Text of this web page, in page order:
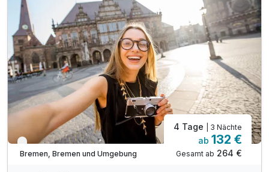
inkl. Billiard und Darts in der Pentalounge
inkl. Fitnessbereichnutzung mit Peloton Geräten
inkl. WLAN Nutzung
Verfügbar bis Dezember
Bremen, Bremen und Umgebung
4 Tage | 3 Nächte
ab 132 €
Gesamt ab 264 €